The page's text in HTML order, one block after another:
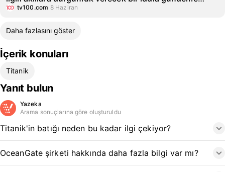
gelditv100.com 8 Haziran
Daha fazlasını göster
İçerik konuları
Titanik
Yanıt bulun
Yazeka
Arama sonuçlarına göre oluşturuldu
Titanik'in batığı neden bu kadar ilgi çekiyor?
OceanGate şirketi hakkında daha fazla bilgi var mı?